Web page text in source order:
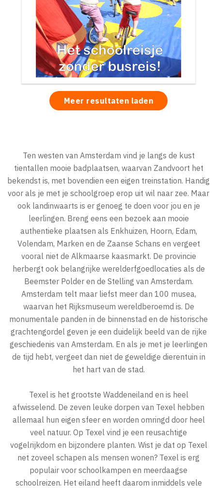
Meer resultaten laden
Ten westen van Amsterdam vind je langs de kust
tientallen mooie badplaatsen, waarvan Zandvoort het
bekendst is, met bovendien een eigen treinstation. Handig
voor als je met je schoolgroep erop uit wil naar zee. Maar
ook landinwaarts is er genoeg te doen voor jou en je
leerlingen. Breng eens een bezoek aan mooie
authentieke plaatsen als Enkhuizen, Hoorn, Edam,
Volendam, Marken en de Zaanse Schans en vergeet
vooral niet de Alkmaarse kaasmarkt. De provincie
herbergt ook belangrijke werelderfgoedlocaties als de
Beemster Polder en de Stelling van Amsterdam.
Amsterdam telt maar liefst meer dan 100 musea,
waarvan het Rijksmuseum wereldberoemd is. De
monumentale panden in de binnenstad en de historische
grachtengordel geven je een duidelijk beeld van de rijke
geschiedenis van Amsterdam. En als je met je leerlingen
de tijd hebt, vergeet dan niet de geweldige dierentuin in
het hart van de stad.
Texel is het grootste Waddeneiland en is heel
afwisselend. De zeven leuke dorpen van Texel hebben
allemaal hun eigen sfeer en worden omringd door heel
veel natuur. Op Texel vind je een reusachtige
vogelrijkdom en bijzondere planten. Wist je dat op Texel
net zoveel schapen als mensen wonen? Texel is erg
populair voor schoolkampen en meerdaagse
schoolreizen. Het eiland heeft daarom inmiddels vele